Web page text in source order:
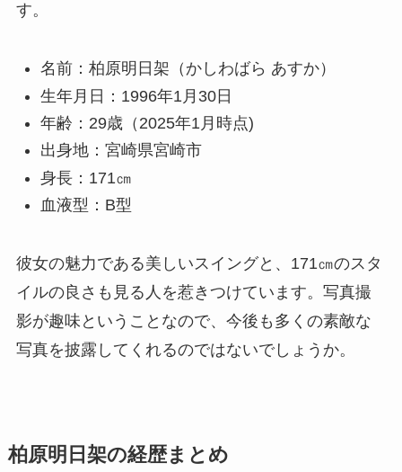
す。
名前：柏原明日架（かしわばら あすか）
生年月日：1996年1月30日
年齢：29歳（2025年1月時点)
出身地：宮崎県宮崎市
身長：171㎝
血液型：B型
彼女の魅力である美しいスイングと、171㎝のスタ
イルの良さも見る人を惹きつけています。写真撮
影が趣味ということなので、今後も多くの素敵な
写真を披露してくれるのではないでしょうか。
柏原明日架の経歴まとめ